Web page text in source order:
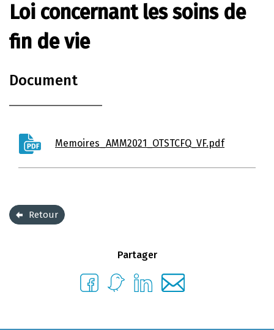
Loi concernant les soins de
fin de vie
Document
Memoires_AMM2021_OTSTCFQ_VF.pdf
Retour
Partager